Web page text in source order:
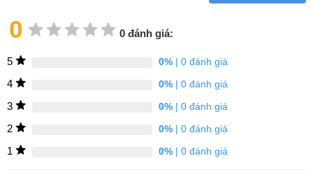
0 0 đánh giá:
5 0%| 0 đánh giá
4 0%| 0 đánh giá
3 0%| 0 đánh giá
2 0%| 0 đánh giá
1 0%| 0 đánh giá